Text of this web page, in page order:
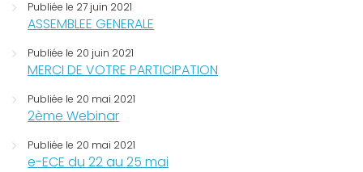
Publiée le 27 juin 2021
ASSEMBLEE GENERALE
Publiée le 20 juin 2021
MERCI DE VOTRE PARTICIPATION
Publiée le 20 mai 2021
2ème Webinar
Publiée le 20 mai 2021
e-ECE du 22 au 25 mai